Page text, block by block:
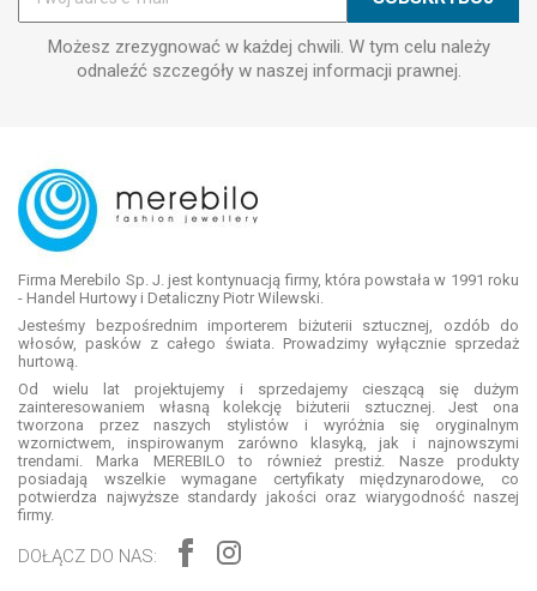
Możesz zrezygnować w każdej chwili. W tym celu należy
odnaleźć szczegóły w naszej informacji prawnej.
Firma Merebilo Sp. J. jest kontynuacją firmy, która powstała w 1991 roku
- Handel Hurtowy i Detaliczny Piotr Wilewski.
Jesteśmy bezpośrednim importerem biżuterii sztucznej, ozdób do
włosów, pasków z całego świata. Prowadzimy wyłącznie sprzedaż
hurtową.
Od wielu lat projektujemy i sprzedajemy cieszącą się dużym
zainteresowaniem własną kolekcję biżuterii sztucznej. Jest ona
tworzona przez naszych stylistów i wyróżnia się oryginalnym
wzornictwem, inspirowanym zarówno klasyką, jak i najnowszymi
trendami. Marka MEREBILO to również prestiż. Nasze produkty
posiadają wszelkie wymagane certyfikaty międzynarodowe, co
potwierdza najwyższe standardy jakości oraz wiarygodność naszej
firmy.
DOŁĄCZ DO NAS: